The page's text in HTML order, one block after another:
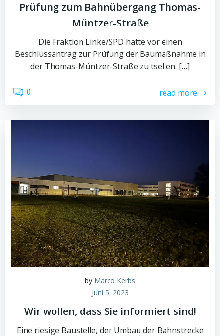
Prüfung zum Bahnübergang Thomas-
Müntzer-Straße
Die Fraktion Linke/SPD hatte vor einen
Beschlussantrag zur Prüfung der Baumaßnahme in
der Thomas-Müntzer-Straße zu tsellen. […]
0 read more
by Marco Kerbs
Juni 5, 2023
Wir wollen, dass Sie informiert sind!
Eine riesige Baustelle, der Umbau der Bahnstrecke